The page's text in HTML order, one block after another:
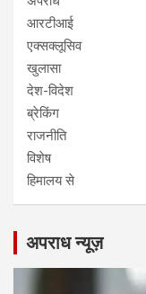
आरटीआई
एक्सक्लूसिव
खुलासा
देश-विदेश
ब्रेकिंग
राजनीति
विशेष
हिमालय से
अपराध न्यूज़